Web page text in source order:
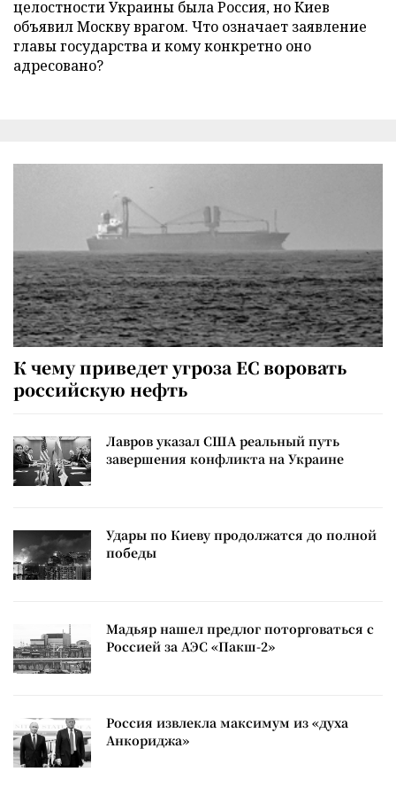
целостности Украины была Россия, но Киев
объявил Москву врагом. Что означает заявление
главы государства и кому конкретно оно
адресовано?
К чему приведет угроза ЕС воровать
российскую нефть
Лавров указал США реальный путь
завершения конфликта на Украине
Удары по Киеву продолжатся до полной
победы
Мадьяр нашел предлог поторговаться с
Россией за АЭС «Пакш-2»
Россия извлекла максимум из «духа
Анкориджа»